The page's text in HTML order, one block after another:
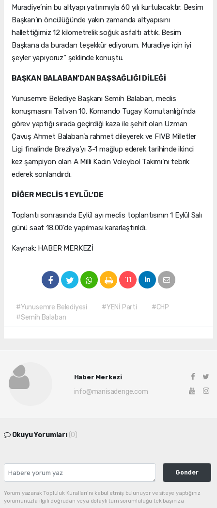
Muradiye’nin bu altyapı yatırımıyla 60 yılı kurtulacaktır. Besim
Başkan’ın öncülüğünde yakın zamanda altyapısını
hallettiğimiz 12 kilometrelik soğuk asfaltı attık. Besim
Başkana da buradan teşekkür ediyorum. Muradiye için iyi
şeyler yapıyoruz” şeklinde konuştu.
BAŞKAN BALABAN’DAN BAŞSAĞLIĞI DİLEĞİ
Yunusemre Belediye Başkanı Semih Balaban, meclis
konuşmasını Tatvan 10. Komando Tugay Komutanlığı'nda
görev yaptığı sırada geçirdiği kaza ile şehit olan Uzman
Çavuş Ahmet Balaban’a rahmet dileyerek ve FIVB Milletler
Ligi finalinde Brezilya’yı 3-1 mağlup ederek tarihinde ikinci
kez şampiyon olan A Milli Kadın Voleybol Takımı’nı tebrik
ederek sonlandırdı.
DİĞER MECLİS 1 EYLÜL’DE
Toplantı sonrasında Eylül ayı meclis toplantısının 1 Eylül Salı
günü saat 18.00’de yapılması kararlaştırıldı.
Kaynak: HABER MERKEZİ
#Yunusemre Belediyesi #YENİ Parti
#CHP
#Semih Balaban
Haber Merkezi
info@manisadenge.com
Okuyu Yorumları (0)
Gonder
Yorum yazarak Topluluk Kuralları’nı kabul etmiş bulunuyor ve siteye yaptığınız
yorumunuzla ilgili doğrudan veya dolaylı tüm sorumluluğu tek başınıza